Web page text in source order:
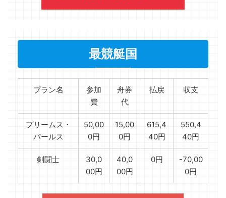
最競艇国
プラン名
参加
費
舟券
代
払戻 収支
プリームス・
パールス
50,00
0円
15,00
0円
615,4
40円
550,4
40円
剣闘士
30,0
00円
40,0
00円
0円
-70,00
0円